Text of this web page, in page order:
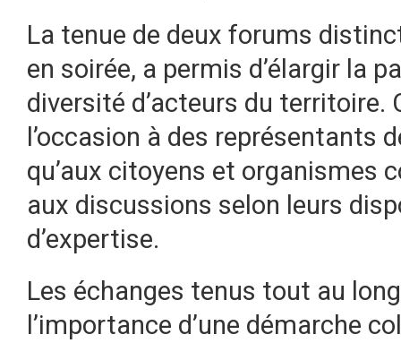
La tenue de deux forums
en soirée, a permis d’élargir la
diversité d’acteurs du
l’occasion à des représentants
qu’aux citoyens et organismes
aux discussions selon leurs
d’expertise.
Les échanges tenus tout au
l’importance d’une démarche